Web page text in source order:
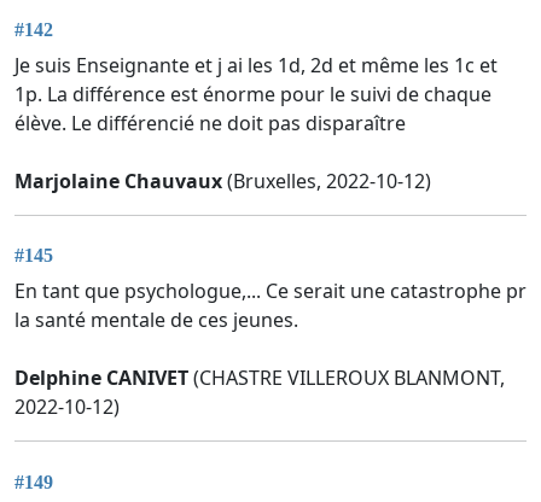
#142
Je suis Enseignante et j ai les 1d, 2d et même les 1c et
1p. La différence est énorme pour le suivi de chaque
élève. Le différencié ne doit pas disparaître
Marjolaine Chauvaux(Bruxelles, 2022-10-12)
#145
En tant que psychologue,... Ce serait une catastrophe pr
la santé mentale de ces jeunes.
Delphine CANIVET(CHASTRE VILLEROUX BLANMONT,
2022-10-12)
#149